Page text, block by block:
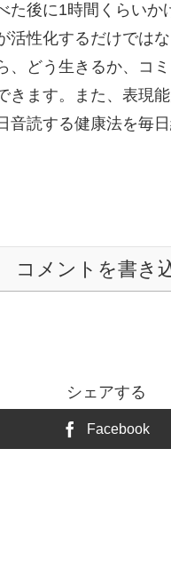
た後に1時間くらいか
活性化するだけでは
、どう生きるか、コ
きます。また、表現
音読する健康法を毎
コメントを書き
シェアする
Facebook